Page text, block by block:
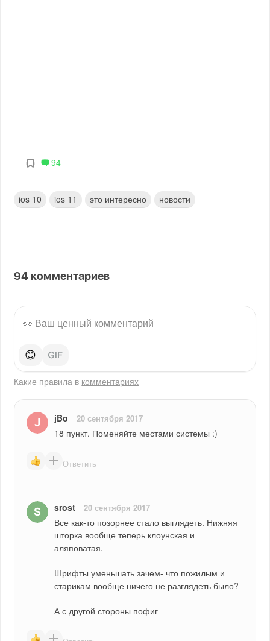
94
ios 10 ios 11 это интересно новости
94 комментариев
😊
Какие правила в комментариях
jBo 20 сентября 2017
18 пункт. Поменяйте местами системы :)
Ответить
srost 20 сентября 2017
Все как-то позорнее стало выглядеть. Нижняя
шторка вообще теперь клоунская и
аляповатая.
Шрифты уменьшать зачем- что пожилым и
старикам вообще ничего не разглядеть было?
А с другой стороны пофиг